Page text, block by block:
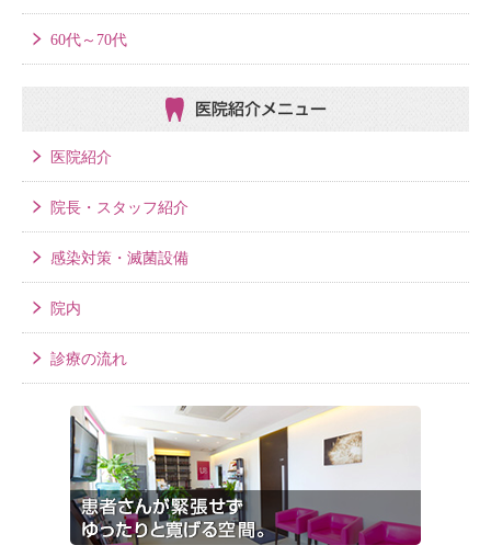
60代～70代
医院紹介メニュー
医院紹介
院長・スタッフ紹介
感染対策・滅菌設備
院内
診療の流れ